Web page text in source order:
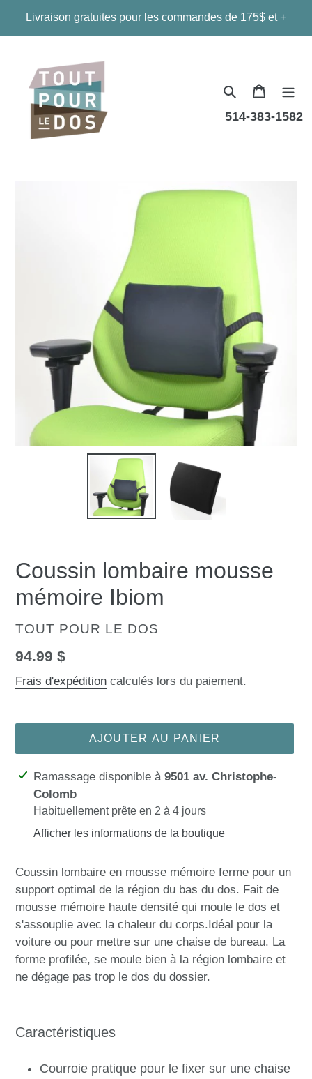
Livraison gratuites pour les commandes de 175$ et +
Panier
514-383-1582
Coussin lombaire mousse
mémoire Ibiom
DISTRIBUTEUR
TOUT POUR LE DOS
Prix
normal
94.99 $
Frais d'expédition calculés lors du paiement.
AJOUTER AU PANIER
Ajout
d'un
produit
Ramassage disponible à 9501 av. Christophe-
Colomb
Habituellement prête en 2 à 4 jours
Afficher les informations de la boutique
Coussin lombaire en mousse mémoire ferme pour un
support optimal de la région du bas du dos. Fait de
mousse mémoire haute densité qui moule le dos et
s'assouplie avec la chaleur du corps.Idéal pour la
voiture ou pour mettre sur une chaise de bureau. La
forme profilée, se moule bien à la région lombaire et
ne dégage pas trop le dos du dossier.
Caractéristiques
Courroie pratique pour le fixer sur une chaise